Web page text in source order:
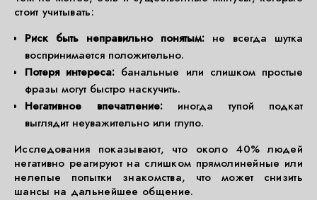
стоит учитывать:
Риск быть неправильно понятым: не всегда шутка
воспринимается положительно.
Потеря интереса: банальные или слишком простые
фразы могут быстро наскучить.
Негативное впечатление:иногда тупой подкат
выглядит неуважительно или глупо.
Исследования показывают, что около 40% людей
негативно реагируют на слишком прямолинейные или
нелепые попытки знакомства, что может снизить
шансы на дальнейшее общение.